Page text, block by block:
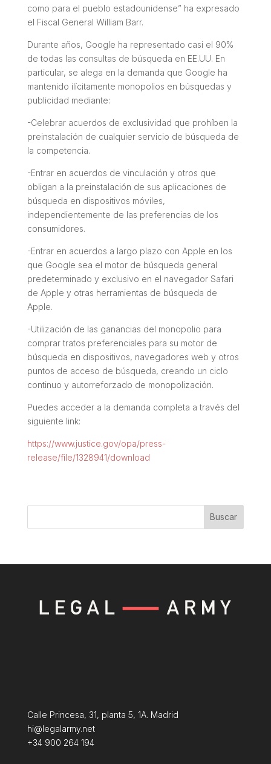
como para el pueblo estadounidense” ha expresado
el Fiscal General William Barr.
Durante años, Google ha representado casi el 90%
de todas las consultas de búsqueda en EE.UU. En
particular, se alega en la demanda que Google ha
mantenido ilícitamente monopolios en búsquedas y
publicidad mediante:
-Celebrar acuerdos de exclusividad que prohíben la
preinstalación de cualquier servicio de búsqueda de
la competencia.
-Entrar en acuerdos de vinculación y otros que
obligan a la preinstalación de sus aplicaciones de
búsqueda en dispositivos móviles,
independientemente de las preferencias de los
consumidores.
-Entrar en acuerdos a largo plazo con Apple en los
que Google sea el motor de búsqueda general
predeterminado y exclusivo en el navegador Safari
de Apple y otras herramientas de búsqueda de
Apple.
-Utilización de las ganancias del monopolio para
comprar tratos preferenciales para su motor de
búsqueda en dispositivos, navegadores web y otros
puntos de acceso de búsqueda, creando un ciclo
continuo y autorreforzado de monopolización.
Puedes acceder a la demanda completa a través del
siguiente link:
https://www.justice.gov/opa/press-
release/file/1328941/download
Buscar
Calle Princesa, 31, planta 5, 1A. Madrid
hi@legalarmy.net
+34 900 264 194